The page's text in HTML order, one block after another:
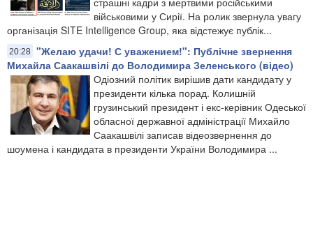
військовими у Сирії. На ролик звернула увагу
організація SITE Intelligence Group, яка відстежує публік...
20:28 "Желаю удачи! С уважением!": Публічне звернення
Михайла Саакашвілі до Володимира Зеленського (відео)
Одіозний політик вирішив дати кандидату у
президенти кілька порад. Колишній
грузинський президент і екс-керівник Одеської
обласної державної адміністрації Михайло
Саакашвілі записав відеозвернення до
шоумена і кандидата в президенти України Володимира ...